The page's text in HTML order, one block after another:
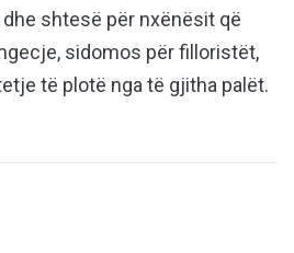
shtesë për nxënësit që
sidomos për filloristët,
të plotë nga të gjitha palët.